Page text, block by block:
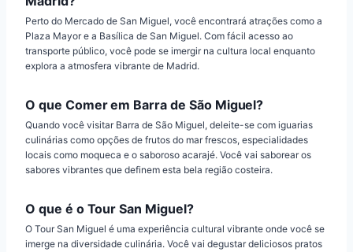
Perto do Mercado de San Miguel, você encontrará atrações como a
Plaza Mayor e a Basílica de San Miguel. Com fácil acesso ao
transporte público, você pode se imergir na cultura local enquanto
explora a atmosfera vibrante de Madrid.
O que Comer em Barra de São Miguel?
Quando você visitar Barra de São Miguel, deleite-se com iguarias
culinárias como opções de frutos do mar frescos, especialidades
locais como moqueca e o saboroso acarajé. Você vai saborear os
sabores vibrantes que definem esta bela região costeira.
O que é o Tour San Miguel?
O Tour San Miguel é uma experiência cultural vibrante onde você se
imerge na diversidade culinária. Você vai degustar deliciosos pratos